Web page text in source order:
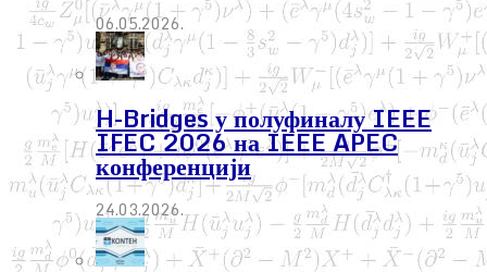
06.05.2026.
H-Bridges у полуфиналу IEEE
IFEC 2026 на IEEE APEC
конференцији
24.03.2026.